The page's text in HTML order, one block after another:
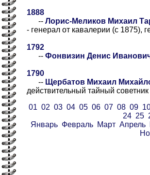
1888
-- Лорис-Меликов Михаил
- генерал от кавалерии (с 1875),
1792
-- Фонвизин Денис Иванович
1790
-- Щербатов Михаил
действительный тайный
01 02 03 04 05 06 07 08 09
24 25
Январь Февраль Март Апрель